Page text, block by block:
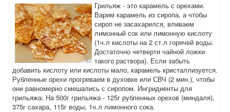
Грильяж - это карамель с орехами.
Варим карамель из сиропа, а чтобы
сироп не засахарился, вливаем
лимонный сок или лимонную кислоту
(1ч.л кислоты на 2 ст.л горячей воды.
Достаточно четверти чайной ложки
такого раствора). Если забыть
добавить кислоту или кислоты мало, карамель кристаллизуется.
Рубленные орехи прогреваем в духовке или СВЧ (2 мин.), чтобы
они равномерно смешались с сиропом. Ингридиенты для
грильяжа: На 500г грильяжа - 125г рубленных орехов (миндаля),
375г сахара, 115г воды, 1ч.л лимонного сока.